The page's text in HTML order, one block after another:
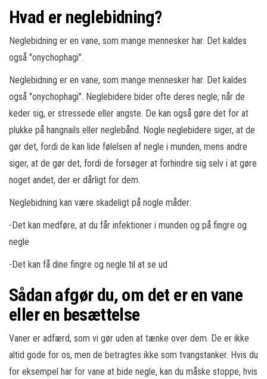
Hvad er neglebidning?
Neglebidning er en vane, som mange mennesker har. Det kaldes
også "onychophagi".
Neglebidning er en vane, som mange mennesker har. Det kaldes
også "onychophagi". Neglebidere bider ofte deres negle, når de
keder sig, er stressede eller angste. De kan også gøre det for at
plukke på hangnails eller neglebånd. Nogle neglebidere siger, at de
gør det, fordi de kan lide følelsen af negle i munden, mens andre
siger, at de gør det, fordi de forsøger at forhindre sig selv i at gøre
noget andet, der er dårligt for dem.
Neglebidning kan være skadeligt på nogle måder:
-Det kan medføre, at du får infektioner i munden og på fingre og
negle
-Det kan få dine fingre og negle til at se ud
Sådan afgør du, om det er en vane
eller en besættelse
Vaner er adfærd, som vi gør uden at tænke over dem. De er ikke
altid gode for os, men de betragtes ikke som tvangstanker. Hvis du
for eksempel har for vane at bide negle, kan du måske stoppe, hvis